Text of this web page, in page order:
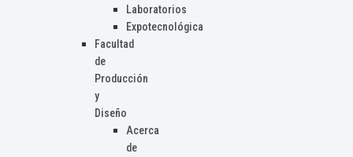
Laboratorios
Expotecnológica
Facultad
de
Producción
y
Diseño
Acerca
de